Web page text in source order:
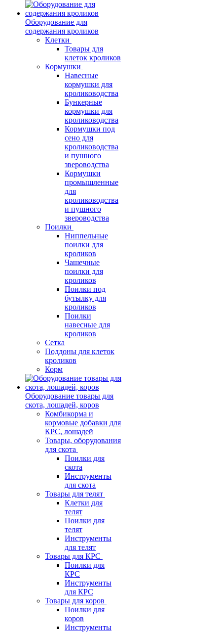
Оборудование для
содержания кроликов
Клетки
Товары для
клеток кроликов
Кормушки
Навесные
кормушки для
кролиководства
Бункерные
кормушки для
кролиководства
Кормушки под
сено для
кролиководства
и пушного
звероводства
Кормушки
промышленные
для
кролиководства
и пушного
звероводства
Поилки
Ниппельные
поилки для
кроликов
Чашечные
поилки для
кроликов
Поилки под
бутылку для
кроликов
Поилки
навесные для
кроликов
Сетка
Поддоны для клеток
кроликов
Корм
Оборудование товары для
скота, лошадей, коров
Комбикорма и
кормовые добавки для
КРС, лошадей
Товары, оборудования
для скота
Поилки для
скота
Инструменты
для скота
Товары для телят
Клетки для
телят
Поилки для
телят
Инструменты
для телят
Товары для КРС
Поилки для
КРС
Инструменты
для КРС
Товары для коров
Поилки для
коров
Инструменты